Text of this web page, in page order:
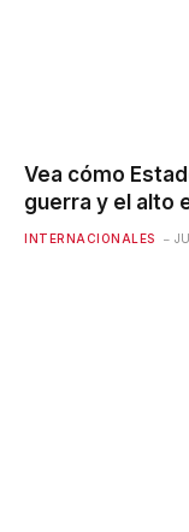
Vea cómo
guerra y el alto
INTERNACIONALES